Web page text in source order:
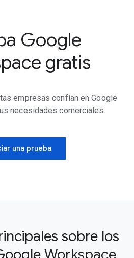
Google
gratis
empresas confían en Google
necesidades comerciales.
una prueba
sobre los